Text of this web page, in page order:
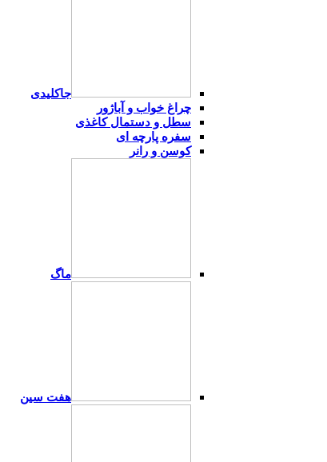
جاکلیدی
چراغ خواب و آباژور
سطل و دستمال کاغذی
سفره پارچه ای
کوسن و رانر
ماگ
هفت سین